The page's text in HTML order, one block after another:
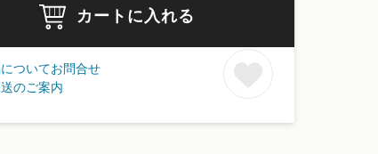
カートに入れる
ついてお問合せ
のご案内